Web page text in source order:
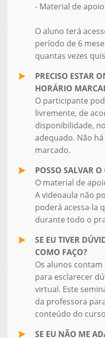
- Material de
O aluno terá
período de 6
quantas vezes
PRECISO ESTAR
HORÁRIO
O participante
livremente, de
disponibilidade,
adequado. Não
marcado.
POSSO SALVAR
O material de
A videoaula não
poderá acessa-la
durante todo o
SE EU TIVER
COMO FAÇO?
Os alunos
para esclarecer
virtual. Este
da professora
conteúdo do
SE EU NÃO ME